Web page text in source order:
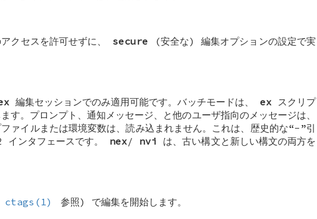
クセスを許可せずに、 secure (安全な) 編集オプションの設定で実
編集セッションでのみ適用可能です。バッチモードは、 ex スクリプ
す。プロンプト、通知メッセージ、と他のユーザ指向のメッセージは、
ァイルまたは環境変数は、読み込まれません。これは、歴史的な“-”引
ンタフェースです。 nex / nvi
は、古い構文と新しい構文の両方を
ctags(1) 参照) で編集を開始します。